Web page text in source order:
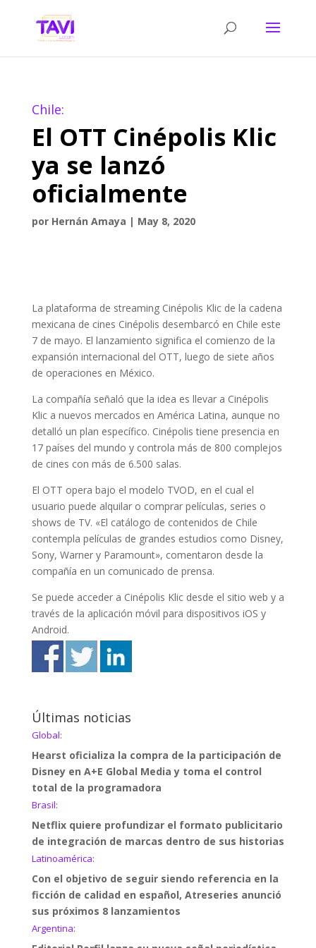
Chile:
El OTT Cinépolis Klic
ya se lanzó
oficialmente
por Hernán Amaya | May 8, 2020
La plataforma de streaming Cinépolis Klic de la cadena
mexicana de cines Cinépolis desembarcó en Chile este
7 de mayo. El lanzamiento significa el comienzo de la
expansión internacional del OTT, luego de siete años
de operaciones en México.
La compañía señaló que la idea es llevar a Cinépolis
Klic a nuevos mercados en América Latina, aunque no
detalló un plan específico. Cinépolis tiene presencia en
17 países del mundo y controla más de 800 complejos
de cines con más de 6.500 salas.
El OTT opera bajo el modelo TVOD, en el cual el
usuario puede alquilar o comprar películas, series o
shows de TV. «El catálogo de contenidos de Chile
contempla películas de grandes estudios como Disney,
Sony, Warner y Paramount», comentaron desde la
compañía en un comunicado de prensa.
Se puede acceder a Cinépolis Klic desde el sitio web y a
través de la aplicación móvil para dispositivos iOS y
Android.
Últimas noticias
Global:
Hearst oficializa la compra de la participación de
Disney en A+E Global Media y toma el control
total de la programadora
Brasil:
Netflix quiere profundizar el formato publicitario
de integración de marcas dentro de sus historias
Latinoamérica:
Con el objetivo de seguir siendo referencia en la
ficción de calidad en español, Atreseries anunció
sus próximos 8 lanzamientos
Argentina: